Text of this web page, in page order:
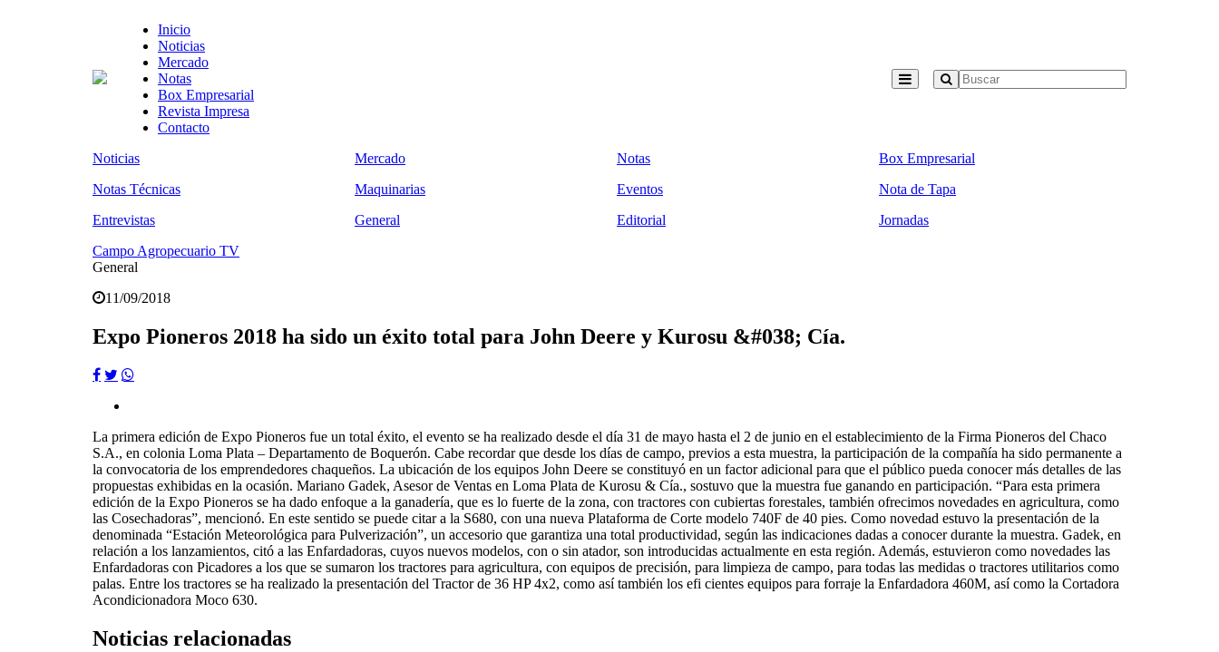
Inicio
Noticias
Mercado
Notas
Box Empresarial
Revista Impresa
Contacto
Noticias
Mercado Notas
Box Empresarial
Notas Técnicas
Maquinarias Eventos
Nota de Tapa
Entrevistas
General Editorial
Jornadas
Campo Agropecuario TV
General
11/09/2018
Expo Pioneros 2018 ha sido un éxito total para John Deere y Kurosu &#038; Cía.
La primera edición de Expo Pioneros fue un total éxito, el evento se ha realizado desde el día 31 de mayo hasta el 2 de junio en el establecimiento de la Firma Pioneros del Chaco
S.A., en colonia Loma Plata – Departamento de Boquerón. Cabe recordar que desde los días de campo, previos a esta muestra, la participación de la compañía ha sido permanente a
la convocatoria de los emprendedores chaqueños. La ubicación de los equipos John Deere se constituyó en un factor adicional para que el público pueda conocer más detalles de las
propuestas exhibidas en la ocasión. Mariano Gadek, Asesor de Ventas en Loma Plata de Kurosu & Cía., sostuvo que la muestra fue ganando en participación. “Para esta primera
edición de la Expo Pioneros se ha dado enfoque a la ganadería, que es lo fuerte de la zona, con tractores con cubiertas forestales, también ofrecimos novedades en agricultura, como
las Cosechadoras”, mencionó. En este sentido se puede citar a la S680, con una nueva Plataforma de Corte modelo 740F de 40 pies. Como novedad estuvo la presentación de la
denominada “Estación Meteorológica para Pulverización”, un accesorio que garantiza una total productividad, según las indicaciones dadas a conocer durante la muestra. Gadek, en
relación a los lanzamientos, citó a las Enfardadoras, cuyos nuevos modelos, con o sin atador, son introducidas actualmente en esta región. Además, estuvieron como novedades las
Enfardadoras con Picadores a los que se sumaron los tractores para agricultura, con equipos de precisión, para limpieza de campo, para todas las medidas o tractores utilitarios como
palas. Entre los tractores se ha realizado la presentación del Tractor de 36 HP 4x2, como así también los efi cientes equipos para forraje la Enfardadora 460M, así como la Cortadora
Acondicionadora Moco 630.
Noticias relacionadas